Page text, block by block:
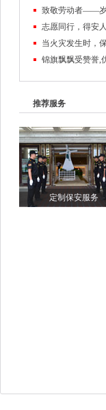
致敬劳动者——岁
志愿同行，得安
当火灾发生时，
锦旗飘飘受赞誉,
推荐服务
定制保安服务